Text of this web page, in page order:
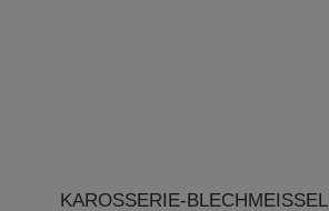
KAROSSERIE-BLECHMEISSEL